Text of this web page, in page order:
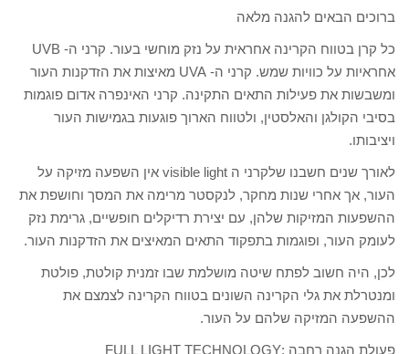
ברוכים הבאים להגנה מלאה
כל קרן בטווח הקרינה אחראית על נזק מוחשי בעור. קרני ה- UVB
אחראיות על כוויות שמש. קרני ה- UVA מאיצות את הזדקנות העור
ומשבשות את פעילות התאים התקינה. קרני האינפרה אדום פוגמות
בסיבי הקולגן והאלסטין, ולטווח הארוך פוגעות בגמישות העור
ויציבותו.
לאורך שנים חשבנו שלקרני ה visible light אין השפעה מזיקה על
העור, אך אחרי שנות מחקר, לנקסטר מרימה את המסך וחושפת את
ההשפעות המזיקות שלהן, עם יצירת רדיקלים חופשיים, גרימת נזק
לעומק העור, ופוגמות בתפקוד התאים המאיצים את הזדקנות העור.
לכן, היה חשוב לפתח שיטה מושלמת שבו זמנית קולטת, פולטת
ומנטרלת את גלי הקרינה השונים בטווח הקרינה לצמצם את
ההשפעה המזיקה שלהם על העור.
פעולת הגנה רחבה :FULL LIGHT TECHNOLOGY